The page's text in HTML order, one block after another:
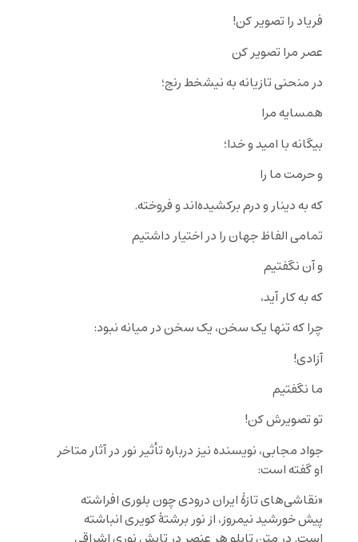
فریاد را تصویر کن!
عصر مرا تصویر کن
در منحنی تازیانه به نیشخط رنج؛
همسایه مرا
بیگانه با امید و خدا؛
و حرمت ما را
که به دینار و درم برکشیده‌اند و فروخته.
تمامی الفاظ جهان را در اختیار داشتیم
و آن نگفتیم
که به کار آید،
چرا که تنها یک سخن، یک سخن در میانه نبود:
آزادی!
ما نگفتیم
تو تصویرش کن!
جواد مجابی، نویسنده نیز درباره تأثیر نور در آثار متاخر
او گفته است:
«نقاشی‌های تازۀ ایران درودی چون بلوری افراشته
پیش خورشید نیمروز، از نور برشتۀ کویری انباشته